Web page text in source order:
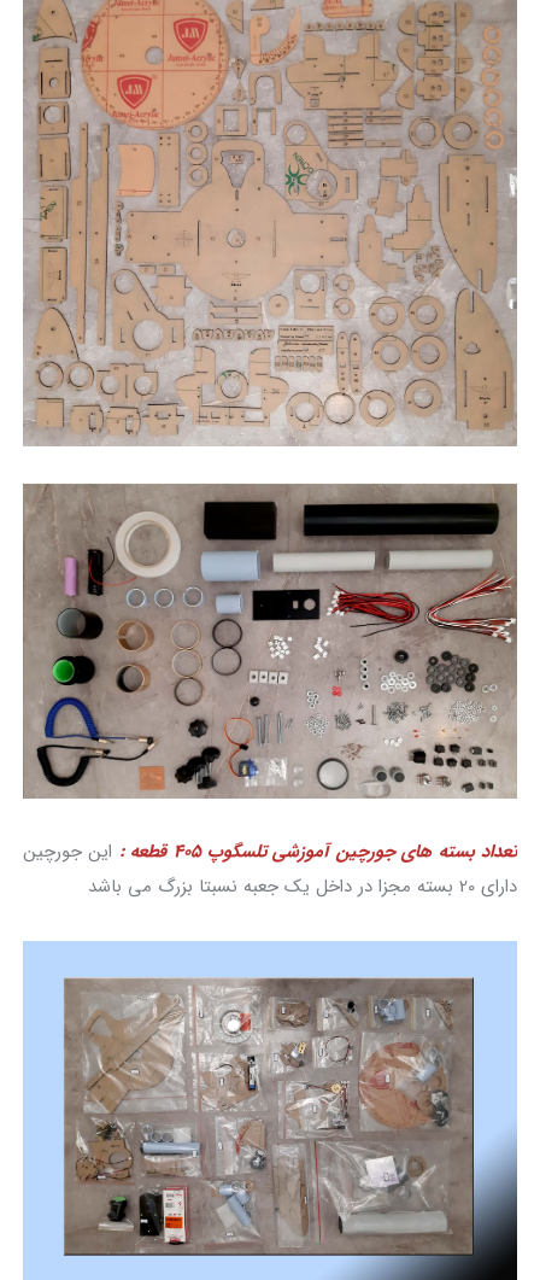
تعداد بسته های جورچین آموزشی تلسگوپ 405 قطعه :
این جورچین
دارای 20 بسته مجزا در داخل یک جعبه نسبتا بزرگ می باشد